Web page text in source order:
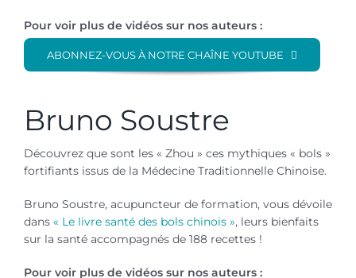
Pour voir plus de vidéos sur nos auteurs :
ABONNEZ-VOUS À NOTRE CHAÎNE YOUTUBE
Bruno Soustre
Découvrez que sont les « Zhou » ces mythiques « bols »
fortifiants issus de la Médecine Traditionnelle Chinoise.
Bruno Soustre, acupuncteur de formation, vous dévoile
dans « Le livre santé des bols chinois », leurs bienfaits
sur la santé accompagnés de 188 recettes !
Pour voir plus de vidéos sur nos auteurs :